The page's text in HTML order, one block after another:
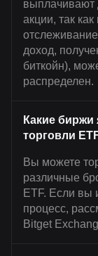
выплачивают
акции, так
доход,
биткойн),
распределен.
Какие биржи
торговли
Вы можете
различные
ETF. Если вы
процесс,
Bitget